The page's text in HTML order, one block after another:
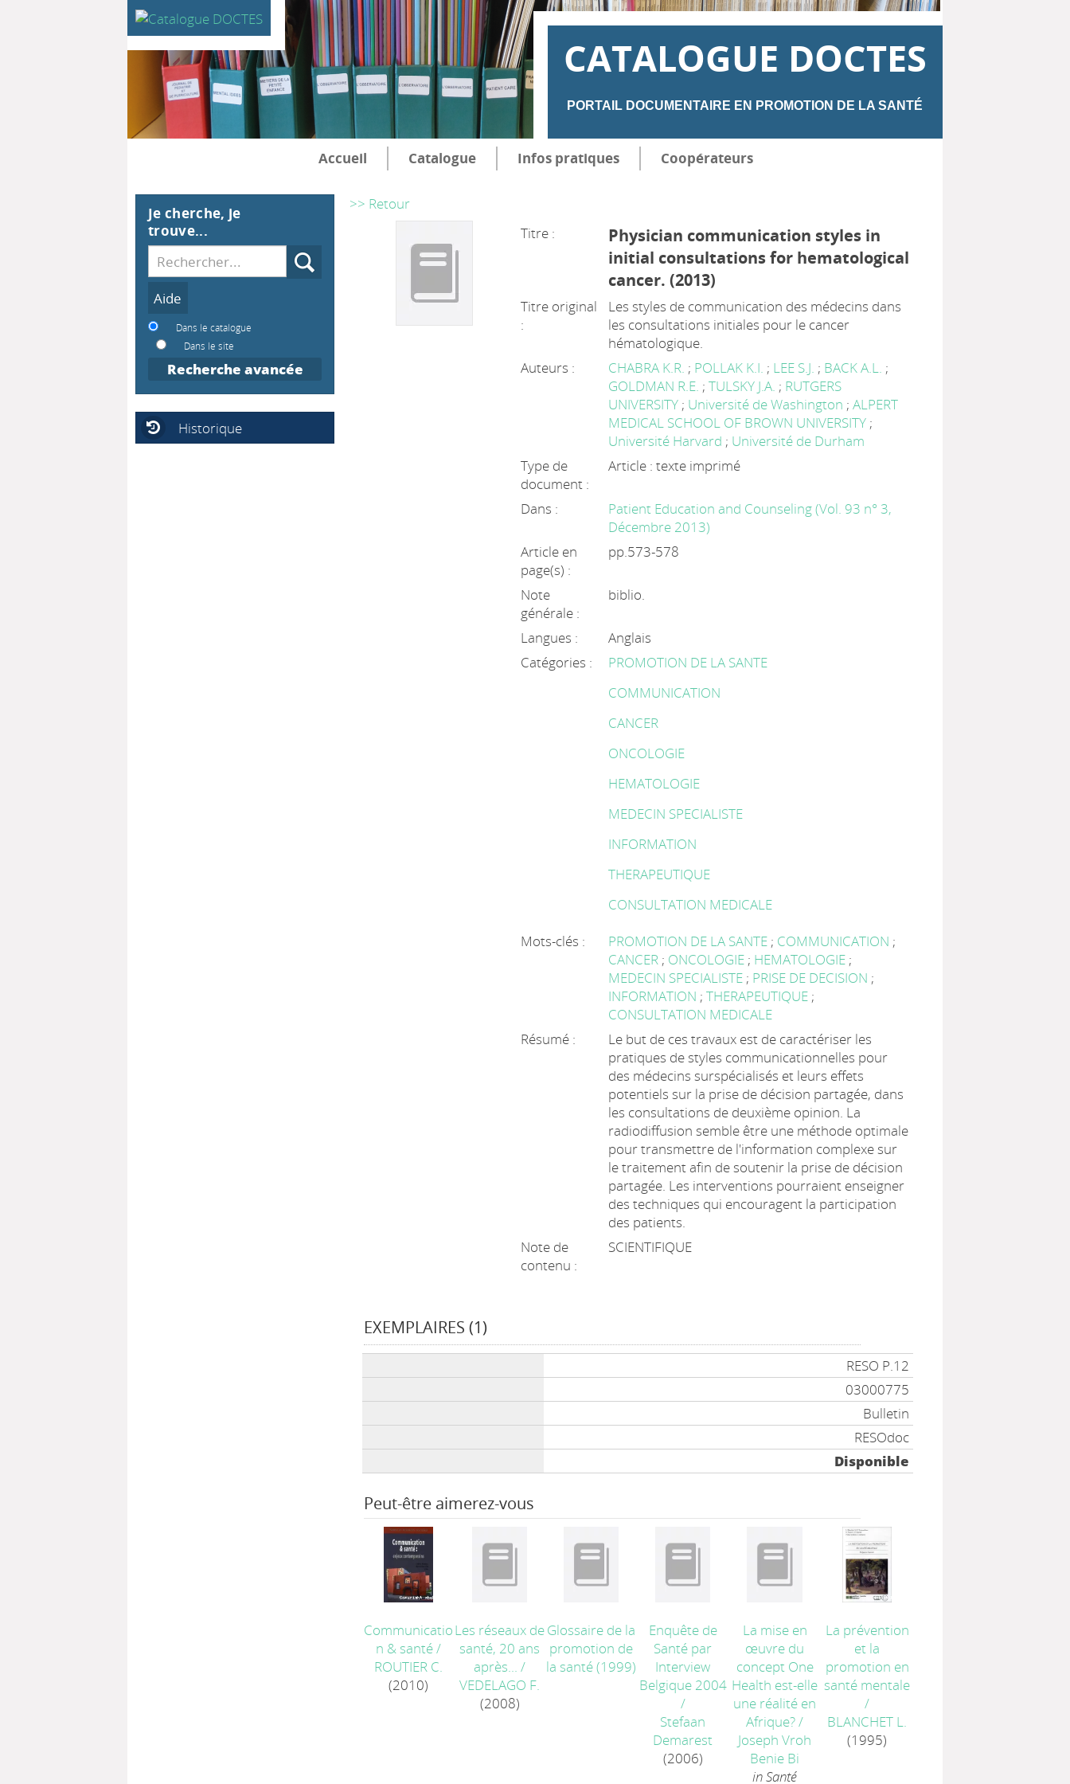
CATALOGUE DOCTES
PORTAIL DOCUMENTAIRE EN PROMOTION DE LA SANTÉ
Accueil Catalogue Infos pratiques Coopérateurs
>> Retour
Titre :
Physician communication styles in
initial consultations for hematological
cancer. (2013)
Titre original
:
Les styles de communication des médecins dans
les consultations initiales pour le cancer
hématologique.
Auteurs :
CHABRA K.R. ; POLLAK K.I. ; LEE S.J. ; BACK A.L. ;
GOLDMAN R.E. ;TULSKY J.A. ; RUTGERS
UNIVERSITY ; Université de Washington ;ALPERT
MEDICAL SCHOOL OF BROWN UNIVERSITY ;
Université Harvard ; Université de Durham
Type de
document :
Article : texte imprimé
Dans :
Patient Education and Counseling (Vol. 93 n° 3,
Décembre 2013)
Article en
page(s) :
pp.573-578
Note
générale :
biblio.
Langues :
Anglais
Catégories :
PROMOTION DE LA SANTE
COMMUNICATION
CANCER
ONCOLOGIE
HEMATOLOGIE
MEDECIN SPECIALISTE
INFORMATION
THERAPEUTIQUE
CONSULTATION MEDICALE
Mots-clés :
PROMOTION DE LA SANTE ; COMMUNICATION ;
CANCER ; ONCOLOGIE ; HEMATOLOGIE ;
MEDECIN SPECIALISTE ; PRISE DE DECISION ;
INFORMATION ;THERAPEUTIQUE ;
CONSULTATION MEDICALE
Résumé :
Le but de ces travaux est de caractériser les
pratiques de styles communicationnelles pour
des médecins surspécialisés et leurs effets
potentiels sur la prise de décision partagée, dans
les consultations de deuxième opinion. La
radiodiffusion semble être une méthode optimale
pour transmettre de l'information complexe sur
le traitement afin de soutenir la prise de décision
partagée. Les interventions pourraient enseigner
des techniques qui encouragent la participation
des patients.
Note de
contenu :
SCIENTIFIQUE
EXEMPLAIRES (1)
RESO P.12
03000775
Bulletin
RESOdoc
Disponible
Peut-être aimerez-vous
Communicatio
n & santé/
ROUTIER C.
(2010)
Les réseaux de
santé, 20 ans
après... /
VEDELAGO F.
(2008)
Glossaire de la
promotion de
la santé(1999)
Enquête de
Santé par
Interview
Belgique 2004
/
Stefaan
Demarest
(2006)
La mise en
œuvre du
concept One
Health est-elle
une réalité en
Afrique?/
Joseph Vroh
Benie Bi
in Santé
La prévention
et la
promotion en
santé mentale
/
BLANCHET L.
(1995)
Je cherche, je
trouve...
Recherche
Dans le catalogue
Dans le site
Recherche avancée
Historique